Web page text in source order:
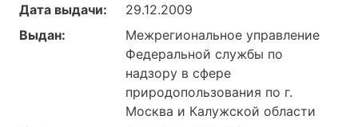
Дата выдачи:
29.12.2009
Выдан:
Межрегиональное управление
Федеральной службы по
надзору в сфере
природопользования по г.
Москва и Калужской области